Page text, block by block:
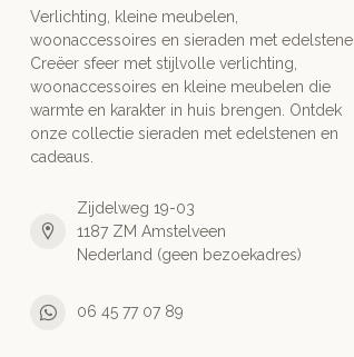
Verlichting, kleine meubelen,
woonaccessoires en sieraden met
Creëer sfeer met stijlvolle verlichting,
woonaccessoires en kleine meubelen die
warmte en karakter in huis brengen. Ontdek
onze collectie sieraden met edelstenen en
cadeaus.
Zijdelweg 19-03
1187 ZM Amstelveen
Nederland (geen bezoekadres)
06 45 77 07 89